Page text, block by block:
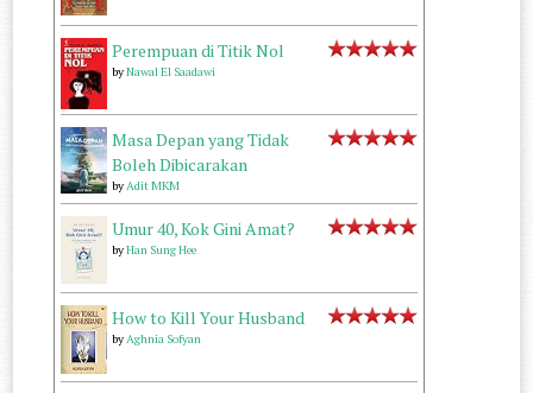
Perempuan di Titik Nol
byNawal El Saadawi
Masa Depan yang Tidak
Boleh Dibicarakan
by Adit MKM
Umur 40, Kok Gini Amat?
byHan Sung Hee
How to Kill Your Husband
by Aghnia Sofyan